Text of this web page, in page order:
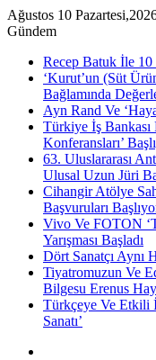
Ağustos 10
Gündem
Recep Batuk İle 10
‘Kurut’un (Süt
Bağlamında
Ayn Rand Ve
Türkiye İş Bankası
Konferansları’
63. Uluslararası
Ulusal Uzun Jüri
Cihangir Atölye
Başvuruları
Vivo Ve FOTON
Yarışması Başladı
Dört Sanatçı Aynı
Tiyatromuzun Ve
Bilgesu Erenus
Türkçeye Ve Etkili
Sanatı’